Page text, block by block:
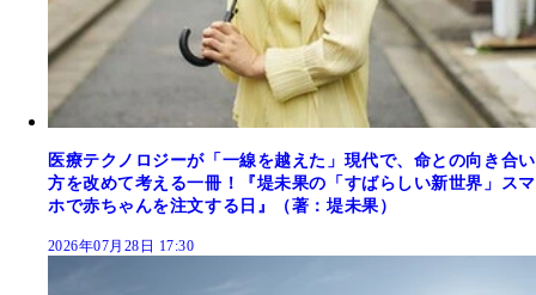
医療テクノロジーが「一線を越えた」現代で、命との向き合い
方を改めて考える一冊！『堤未果の「すばらしい新世界」スマ
ホで赤ちゃんを注文する日』（著：堤未果）
2026年07月28日 17:30